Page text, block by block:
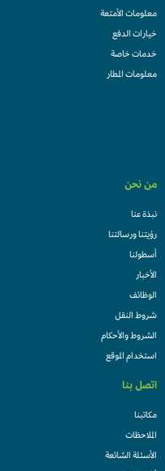
معلومات الأمتعة
خيارات الدفع
خدمات خاصة
معلومات المطار
من نحن
نبذة عنا
رؤيتنا ورسالتنا
أسطولنا
الأخبار
الوظائف
شروط النقل
الشروط والأحكام
استخدام الموقع
اتصل بنا
مكاتبنا
الملاحظات
الأسئلة الشائعة